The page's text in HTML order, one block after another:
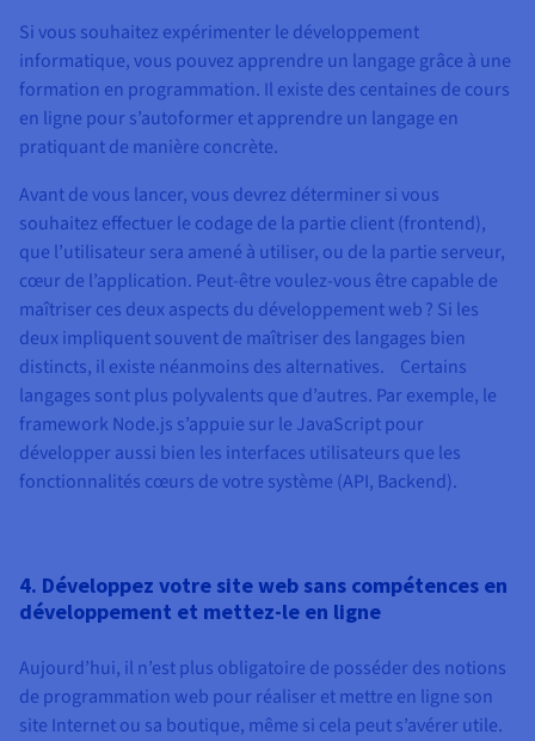
Si vous souhaitez expérimenter le développement
informatique, vous pouvez apprendre un langage grâce à une
formation en programmation. Il existe des centaines de cours
en ligne pour s’autoformer et apprendre un langage en
pratiquant de manière concrète.
Avant de vous lancer, vous devrez déterminer si vous
souhaitez effectuer le codage de la partie client (frontend),
que l’utilisateur sera amené à utiliser, ou de la partie serveur,
cœur de l’application. Peut-être voulez-vous être capable de
maîtriser ces deux aspects du développement web ? Si les
deux impliquent souvent de maîtriser des langages bien
distincts, il existe néanmoins des alternatives. Certains
langages sont plus polyvalents que d’autres. Par exemple, le
framework Node.js s’appuie sur le JavaScript pour
développer aussi bien les interfaces utilisateurs que les
fonctionnalités cœurs de votre système (API, Backend).
4. Développez votre site web sans compétences en
développement et mettez-le en ligne
Aujourd’hui, il n’est plus obligatoire de posséder des notions
de programmation web pour réaliser et mettre en ligne son
site Internet ou sa boutique, même si cela peut s’avérer utile.